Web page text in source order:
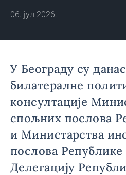
06. јул 2026.
У Београду су
билатералне
консултације
спољних послова
и Министарства
послова Републике
Делегацију